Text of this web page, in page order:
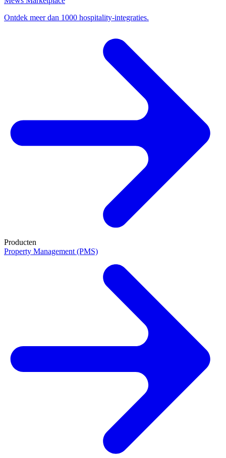
Ontdek meer dan 1000 hospitality-integraties.
Producten
Property Management (PMS)